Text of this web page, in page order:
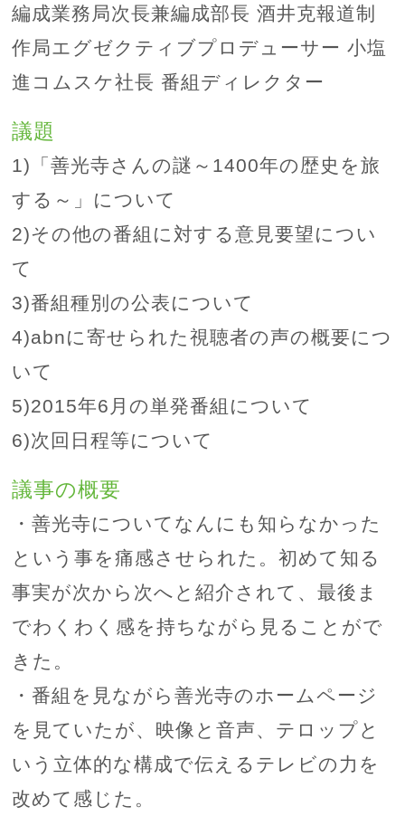
編成業務局次長兼編成部長 酒井克報道制
作局エグゼクティブプロデューサー 小塩
進コムスケ社長 番組ディレクター
議題
1)「善光寺さんの謎～1400年の歴史を旅
する～」について
2)その他の番組に対する意見要望につい
て
3)番組種別の公表について
4)abnに寄せられた視聴者の声の概要につ
いて
5)2015年6月の単発番組について
6)次回日程等について
議事の概要
・善光寺についてなんにも知らなかった
という事を痛感させられた。初めて知る
事実が次から次へと紹介されて、最後ま
でわくわく感を持ちながら見ることがで
きた。
・番組を見ながら善光寺のホームページ
を見ていたが、映像と音声、テロップと
いう立体的な構成で伝えるテレビの力を
改めて感じた。